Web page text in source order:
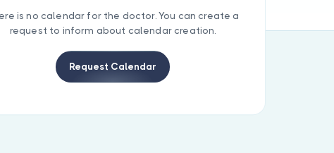
is no calendar for the doctor. You can create a
request to inform about calendar creation.
Request Calendar